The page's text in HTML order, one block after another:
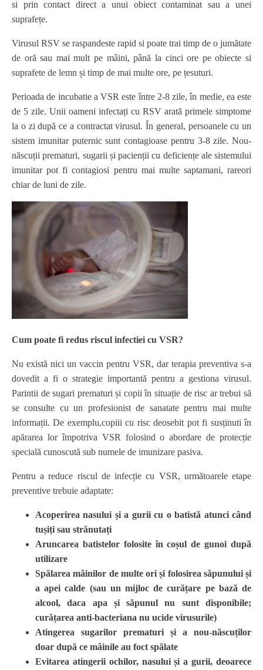
si prin contact direct a unui obiect contaminat sau a unei
suprafețe.
Virusul RSV se raspandeste rapid si poate trai timp de o jumătate
de oră sau mai mult pe mâini, până la cinci ore pe obiecte si
suprafete de lemn și timp de mai multe ore, pe țesuturi.
Perioada de incubatie a VSR este între 2-8 zile, în medie, ea este
de 5 zile. Unii oameni infectați cu RSV arată primele simptome
la o zi după ce a contractat virusul. În general, persoanele cu un
sistem imunitar puternic sunt contagioase pentru 3-8 zile. Nou-
născuții prematuri, sugarii și pacienții cu deficiențe ale sistemului
imunitar pot fi contagiosi pentru mai multe saptamani, rareori
chiar de luni de zile.
Cum poate fi redus riscul infectiei cu VSR?
Nu există nici un vaccin pentru VSR, dar terapia preventiva s-a
dovedit a fi o strategie importantă pentru a gestiona virusul.
Parintii de sugari prematuri și copii în situație de risc ar trebui să
se consulte cu un profesionist de sanatate pentru mai multe
informații. De exemplu,copiii cu risc deosebit pot fi susținuti în
apărarea lor împotriva VSR folosind o abordare de protecție
specială cunoscută sub numele de imunizare pasiva.
Pentru a reduce riscul de infecție cu VSR, următoarele etape
preventive trebuie adaptate:
Acoperirea nasului și a gurii cu o batistă atunci când
tușiți sau strănutați
Aruncarea batistelor folosite în coșul de gunoi după
utilizare
Spălarea mâinilor de multe ori și folosirea săpunului și
a apei calde (sau un mijloc de curățare pe bază de
alcool, daca apa și săpunul nu sunt disponibile;
curățarea anti-bacteriana nu ucide virusurile)
Atingerea sugarilor prematuri și a nou-născuților
doar după ce mâinile au foct spălate
Evitarea atingerii ochilor, nasului și a gurii, deoarece